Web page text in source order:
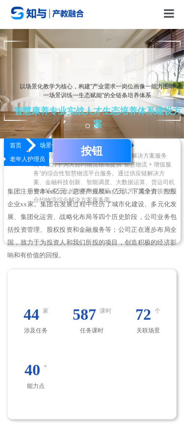
首页
场景化教学体系
场景化教学资源
联系我们
YI KNOW
以场景化教学为核心，构建"产业需求一岗位画像一能力图谱
一场景训练一生态赋能“的全链条培养体系
智慧康养专业实战人才生态培养体系建设方
案
集团注册资本xx亿元，总资产规模xx亿元，下属全资、控股
企业xx家。集团在发展过程中经历了城市化建设、多元化发
展、集团化运营、战略化布局等四个历史阶段，公司业务包
括投资管理、股权投资和金融服务等；公司正在逐步布局全
国，致力于为投资人和我们所投的项目，创造积极的经济影
响和有价值的回报。
JOB DESCRIPTION
老年人护理员
按钮
教学资源介绍
上海中宝智运（宝奇物流）
中宝智运是全国领先的“数智化”供应链解决方案服务
商，致力于为大合约物流领域提供“智慧物流 + 增值服
务”的综合性智慧物流平台服务。通过供应链解决方
案、金融科技创新、智能调度、大数据运算、货运司机
整合等多元化的跨界融合发展，它成为了竞争力领先的
合约物流综合解决方案服务商。
解
44 家
涉及任务
587 课时
任务课时
72 个
关联场景
40 +
能力点
首页 场景化教学资源
典型岗位
老年人护理员